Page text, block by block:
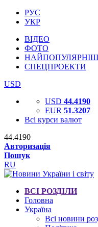
РУС
УКР
ВІДЕО
ФОТО
СПЕЦПРОЕКТИ
USD
USD 44.4190
EUR 51.3207
Всі курси валют
44.4190
Авторизація
Пошук
RU
ВСІ РОЗДІЛИ
Головна
Україна
Всі новини